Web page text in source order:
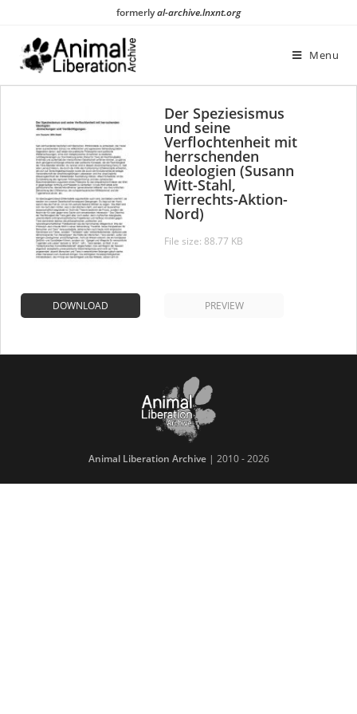
content
formerlyal-archive.lnxnt.org
Menu
Der Speziesismus
und seine
Verflochtenheit mit
herrschenden
Ideologien (Susann
Witt-Stahl,
Tierrechts-Aktion-
Nord)
File size: 88.77 KB
DOWNLOAD PREVIEW
Animal Liberation Archive| 2010 - 2026